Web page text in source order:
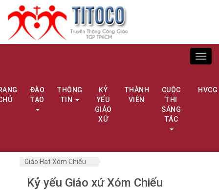
ĐÀO
TẠO
THÔNG
TIN
KỶ
YẾU
GIÁO
XỨ
THÀNH
VIÊN
CUỘC
THI
SÁNG
TÁC
HVCG
Giáo Hạt Xóm Chiếu
Kỷ yếu Giáo xứ Xóm Chiếu